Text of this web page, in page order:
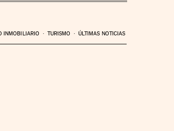
INMOBILIARIO TURISMO ÚLTIMAS NOTICIAS